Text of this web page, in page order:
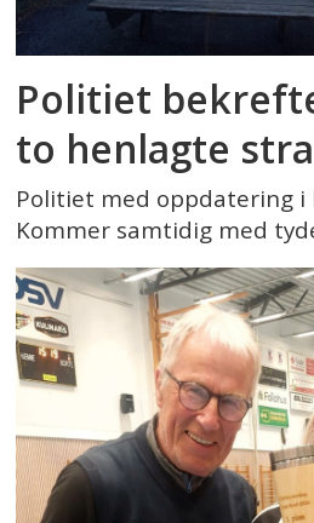
Politiet
to henlagte
Politiet med oppdatering
Kommer samtidig med